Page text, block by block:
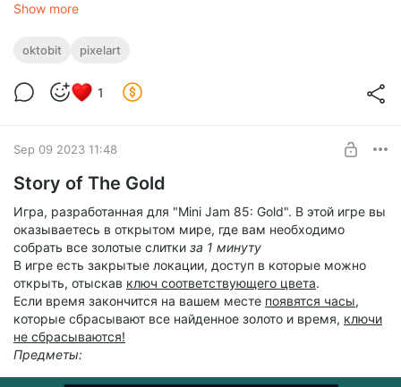
Show more
oktobit pixelart
1
Sep 09 2023 11:48
Story of The Gold
Игра, разработанная для "Mini Jam 85: Gold". В этой игре вы
оказываетесь в открытом мире, где вам необходимо
собрать все золотые слитки за 1 минуту
В игре есть закрытые локации, доступ в которые можно
открыть, отыскав ключ соответствующего цвета.
Если время закончится на вашем месте появятся часы,
которые сбрасывают все найденное золото и время, ключи
не сбрасываются!
Предметы: